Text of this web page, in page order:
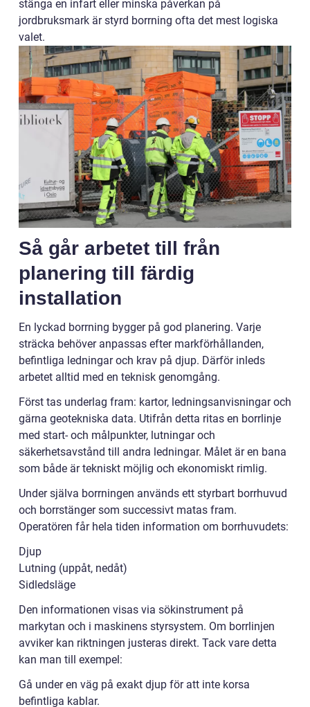
stänga en infart eller minska påverkan på
jordbruksmark är styrd borrning ofta det mest logiska
valet.
Så går arbetet till från
planering till färdig
installation
En lyckad borrning bygger på god planering. Varje
sträcka behöver anpassas efter markförhållanden,
befintliga ledningar och krav på djup. Därför inleds
arbetet alltid med en teknisk genomgång.
Först tas underlag fram: kartor, ledningsanvisningar och
gärna geotekniska data. Utifrån detta ritas en borrlinje
med start- och målpunkter, lutningar och
säkerhetsavstånd till andra ledningar. Målet är en bana
som både är tekniskt möjlig och ekonomiskt rimlig.
Under själva borrningen används ett styrbart borrhuvud
och borrstänger som successivt matas fram.
Operatören får hela tiden information om borrhuvudets:
Djup
Lutning (uppåt, nedåt)
Sidledsläge
Den informationen visas via sökinstrument på
markytan och i maskinens styrsystem. Om borrlinjen
avviker kan riktningen justeras direkt. Tack vare detta
kan man till exempel:
Gå under en väg på exakt djup för att inte korsa
befintliga kablar.